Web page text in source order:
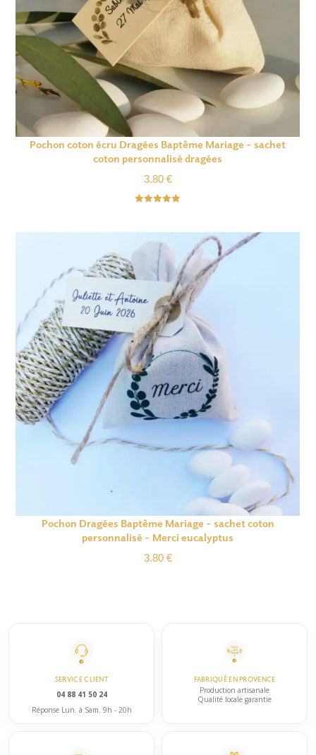
Pochon coton écru Dragées Baptême Mariage – sachet
coton personnalisé dragées
3.80 €
Pochon Dragées Baptême Mariage – sachet coton
personnalisé – Merci eucalyptus
3.80 €
SERVICE CLIENT
04 88 41 50 24
Réponse Lun. à Sam. 9h - 20h
FABRIQUÉ EN PROVENCE
Production artisanale
Qualité locale garantie